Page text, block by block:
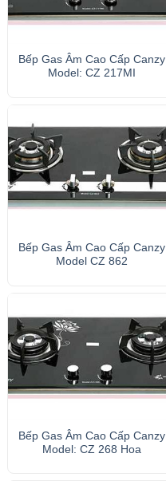
Bếp Gas Âm Cao Cấp Canzy
Model: CZ 217MI
Bếp Gas Âm Cao Cấp Canzy
Model CZ 862
Bếp Gas Âm Cao Cấp Canzy
Model: CZ 268 Hoa